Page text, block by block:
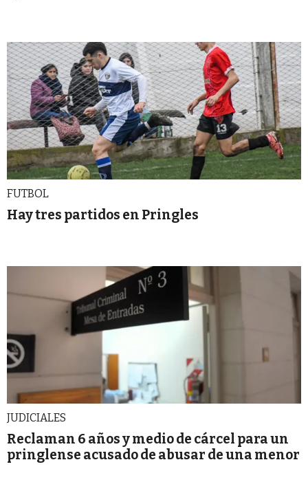
FUTBOL
Hay tres partidos en Pringles
JUDICIALES
Reclaman 6 años y medio de cárcel para un
pringlense acusado de abusar de una menor